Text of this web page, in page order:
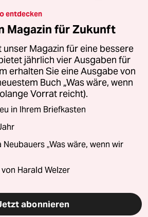
entdecken
Magazin für Zukunft
unser Magazin für eine bessere
jährlich vier Ausgaben für
erhalten Sie eine Ausgabe von
Buch „Was wäre, wenn
Vorrat reicht).
in Ihrem Briefkasten
„Was wäre, wenn wir
Harald Welzer
abonnieren